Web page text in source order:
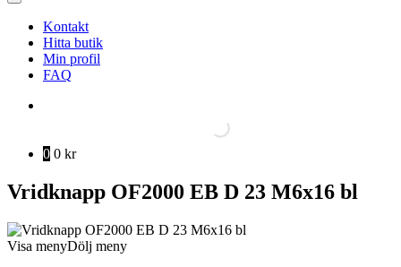
Kontakt
Hitta butik
Min profil
FAQ
0 0 kr
Vridknapp OF2000 EB D 23 M6x16 bl
Visa menyDölj meny